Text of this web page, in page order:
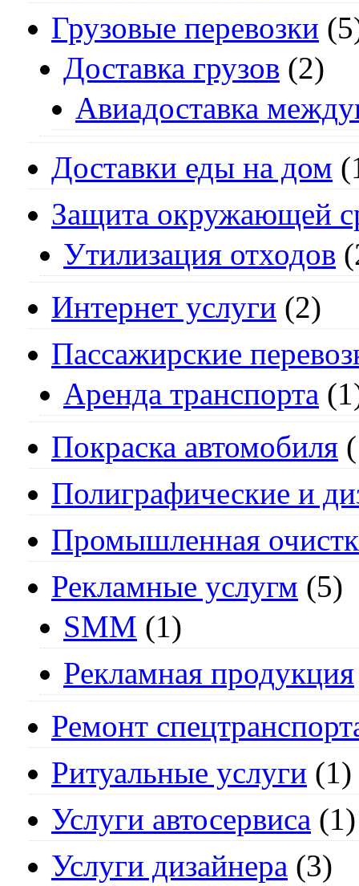
Грузовые перевозки
Доставка грузов (2)
Авиадоставка
Доставки еды на дом
Защита окружающей
Утилизация отходов
Интернет услуги (2)
Пассажирские
Аренда транспорта
Покраска автомобиля
Полиграфические и
Промышленная
Рекламные услугм (5)
SMM (1)
Рекламная продукция
Ремонт
Ритуальные услуги (1)
Услуги автосервиса (1)
Услуги дизайнера (3)